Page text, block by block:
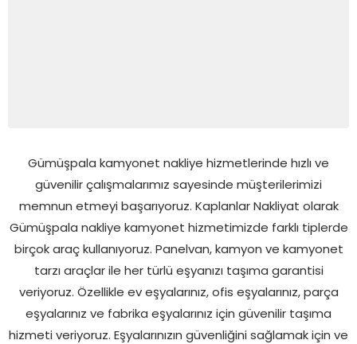
Gümüşpala kamyonet nakliye hizmetlerinde hızlı ve
güvenilir çalışmalarımız sayesinde müşterilerimizi
memnun etmeyi başarıyoruz. Kaplanlar Nakliyat olarak
Gümüşpala nakliye kamyonet hizmetimizde farklı tiplerde
birçok araç kullanıyoruz. Panelvan, kamyon ve kamyonet
tarzı araçlar ile her türlü eşyanızı taşıma garantisi
veriyoruz. Özellikle ev eşyalarınız, ofis eşyalarınız, parça
eşyalarınız ve fabrika eşyalarınız için güvenilir taşıma
hizmeti veriyoruz. Eşyalarınızın güvenliğini sağlamak için ve